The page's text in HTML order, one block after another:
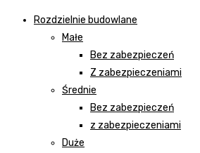
Rozdzielnie budowlane
Małe
Bez zabezpieczeń
Z zabezpieczeniami
Średnie
Bez zabezpieczeń
z zabezpieczeniami
Duże